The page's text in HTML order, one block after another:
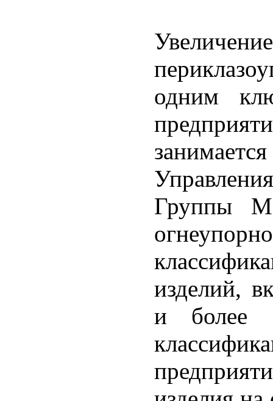
одним
Группы
изделий,
и более